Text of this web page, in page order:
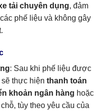
tải chuyên dụng, đảm
phế liệu và không gây
: Sau khi phế liệu được
thực hiện thanh toán
khoản ngân hàng hoặc
tùy theo yêu cầu của